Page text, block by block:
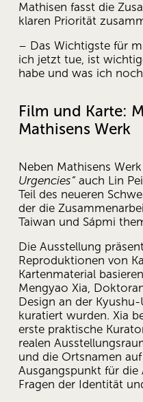
Mathisen fasst die
klaren Priorität
– Das Wichtigste für
ich jetzt tue, ist
habe und was ich
Film und Karte:
Mathisens Werk
Neben Mathisens
Urgencies“ auch Lin
Teil des neueren
der die
Taiwan und Sápmi
Die Ausstellung
Reproduktionen von
Kartenmaterial
Mengyao Xia,
Design an der
kuratiert wurden. Xia
erste praktische
realen
und die Ortsnamen
Ausgangspunkt für
Fragen der Identität